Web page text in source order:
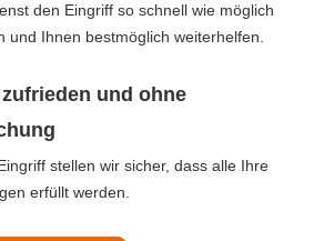
den Eingriff so schnell wie möglich
und Ihnen bestmöglich weiterhelfen.
und ohne
stellen wir sicher, dass alle Ihre
erfüllt werden.